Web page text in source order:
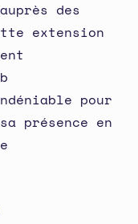
des
extension
pour
présence en